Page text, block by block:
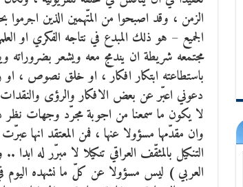
الزمن ، وقد اصبحوا من المتّهمين الذين
الجميع – هو ذلك المبدع في نتاجه الفكري او
مجتمعه شريطة ان يندمج معه ويشعر
باستطاعته ابتكار افكار ، او خلق نصوص ،
دعوني اعبّر عن بعض الافكار والرؤى
لا يكون ما سمعنا من اجوبة مجرّد وجهات نظر
وان مقدّمها مسؤولا عنها ، فمن المعتقد انها
التنكيل بالمثقّف العراقي تنكيلا لا مبرّر له
العربي ) ليس مسؤولا عن كلّ ما نشهده